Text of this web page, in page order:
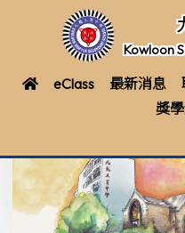
Kowloon
eClass 最新消息
獎